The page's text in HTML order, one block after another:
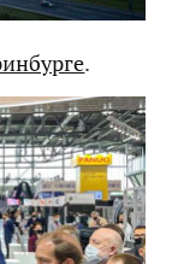
.